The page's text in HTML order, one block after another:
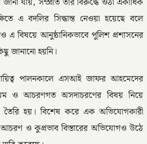
এ বদলির সিদ্ধান্ত নেওয়া হয়েছে বলে
এ বিষয়ে আনুষ্ঠানিকভাবে পুলিশ প্রশাসনের
জানানো হয়নি।
পালনকালে এসআই জাফর আহমেদের
ও আচরণগত অসদাচরণের বিষয় নিয়ে
তৈরি হয়। বিশেষ করে এক অভিযোগকারী
ও কুপ্রভাব বিস্তারের অভিযোগও উঠে